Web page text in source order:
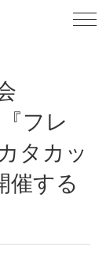
toggle
フレ
タカッ
催する